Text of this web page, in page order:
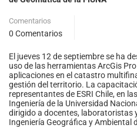
Comentarios
0 Comentarios
El jueves 12 de septiembre se ha
uso de las herramientas ArcGis
aplicaciones en el catastro
gestión del territorio. La
representantes de ESRI Chile, en
Ingeniería de la Universidad
dirigido a docentes, laboratoristas
Ingeniería Geográfica y Ambiental